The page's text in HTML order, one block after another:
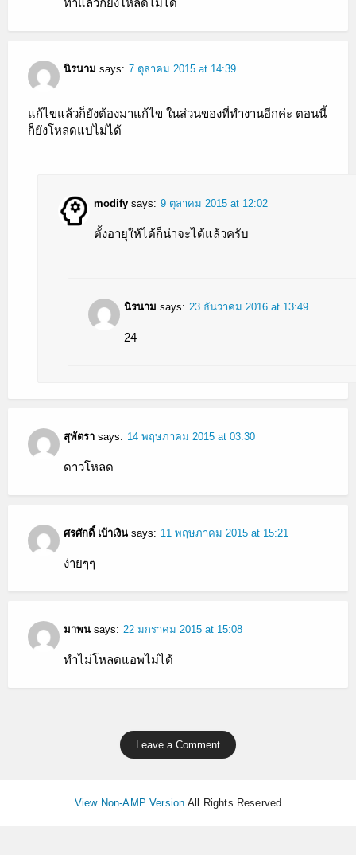
ทำแล้วก็ยังโหลดไม่ได้
นิรนาม says: 7 ตุลาคม 2015 at 14:39
แก้ไขแล้วก็ยังต้องมาแก้ไข ในส่วนของที่ทำงานอีกค่ะ ตอนนี้
ก็ยังโหลดแปไม่ได้
modify says: 9 ตุลาคม 2015 at 12:02
ตั้งอายุให้ได้ก็น่าจะได้แล้วครับ
นิรนาม says: 23 ธันวาคม 2016 at 13:49
24
สุพัตรา says: 14 พฤษภาคม 2015 at 03:30
ดาวโหลด
ศรศักดิ์ เบ้าเงิน says: 11 พฤษภาคม 2015 at 15:21
ง่ายๆๆ
มาพน says: 22 มกราคม 2015 at 15:08
ทำไม่โหลดแอพไม่ได้
Leave a Comment
View Non-AMP Version All Rights Reserved